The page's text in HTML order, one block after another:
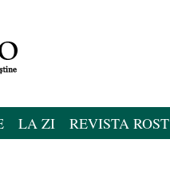
LA ZI REVISTA ROST